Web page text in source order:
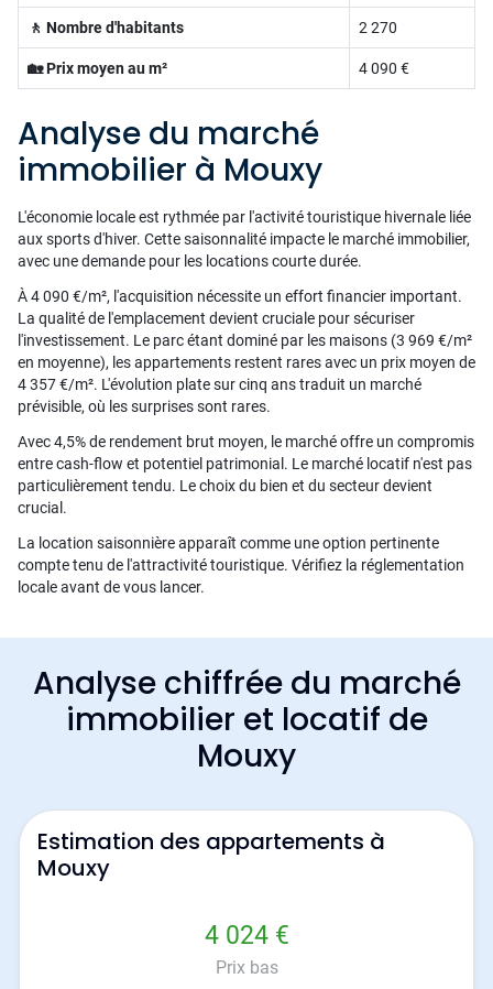
🚶 Nombre d'habitants 2 270
🏡 Prix moyen au m² 4 090 €
Analyse du marché
immobilier à Mouxy
L'économie locale est rythmée par l'activité touristique hivernale liée
aux sports d'hiver. Cette saisonnalité impacte le marché immobilier,
avec une demande pour les locations courte durée.
À 4 090 €/m², l'acquisition nécessite un effort financier important.
La qualité de l'emplacement devient cruciale pour sécuriser
l'investissement. Le parc étant dominé par les maisons (3 969 €/m²
en moyenne), les appartements restent rares avec un prix moyen de
4 357 €/m². L'évolution plate sur cinq ans traduit un marché
prévisible, où les surprises sont rares.
Avec 4,5% de rendement brut moyen, le marché offre un compromis
entre cash-flow et potentiel patrimonial. Le marché locatif n'est pas
particulièrement tendu. Le choix du bien et du secteur devient
crucial.
La location saisonnière apparaît comme une option pertinente
compte tenu de l'attractivité touristique. Vérifiez la réglementation
locale avant de vous lancer.
Analyse chiffrée du marché
immobilier et locatif de
Mouxy
Estimation des appartements à
Mouxy
4 024 €
Prix bas